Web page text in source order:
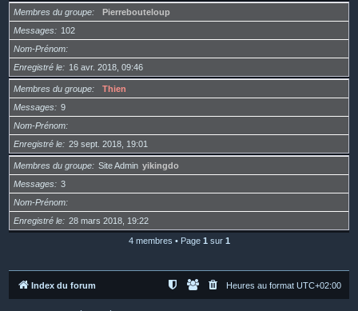
Membres du groupe
Pierrebouteloup
Messages
102
Nom-Prénom
Enregistré le
16 avr. 2018, 09:46
Membres du groupe
Thien
Messages
9
Nom-Prénom
Enregistré le
29 sept. 2018, 19:01
Membres du groupe Site Admin yikingdo
Messages
3
Nom-Prénom
Enregistré le
28 mars 2018, 19:22
4 membres • Page 1 sur 1
Index du forum Heures au format UTC+02:00